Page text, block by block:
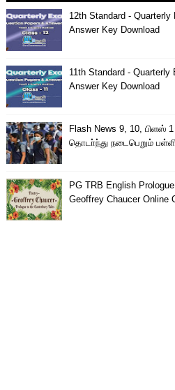
12th Standard -
Answer Key Download
11th Standard -
Answer Key Download
Flash News 9, 10, பிளஸ்
தொடா்ந்து நடைபெறும்
PG TRB English
Geoffrey Chaucer Online